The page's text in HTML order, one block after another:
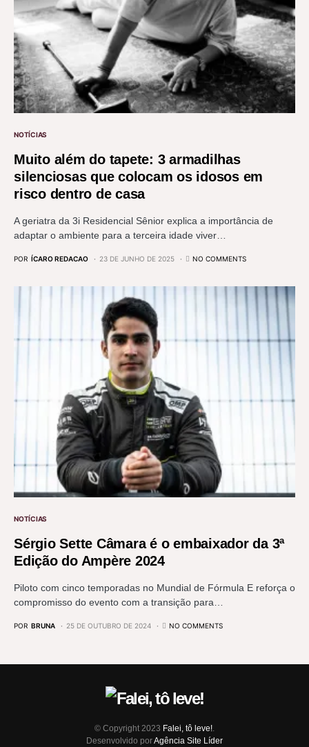
NOTÍCIAS
Muito além do tapete: 3 armadilhas
silenciosas que colocam os idosos em
risco dentro de casa
A geriatra da 3i Residencial Sênior explica a importância de
adaptar o ambiente para a terceira idade viver…
POR ÍCARO REDACAO 23 DE JUNHO DE 2025 NO COMMENTS
NOTÍCIAS
Sérgio Sette Câmara é o embaixador da 3ª
Edição do Ampère 2024
Piloto com cinco temporadas no Mundial de Fórmula E reforça o
compromisso do evento com a transição para…
POR BRUNA 25 DE OUTUBRO DE 2024 NO COMMENTS
© Copyright 2023 Falei, tô leve!.
Desenvolvido porAgência Site Líder